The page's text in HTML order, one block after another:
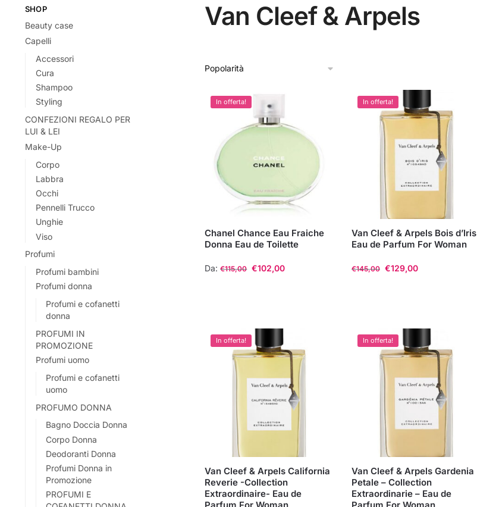
Van Cleef & Arpels
In offerta!
Chanel Chance Eau Fraiche
Donna Eau de Toilette
Da:€115,00 €102,00
più
varianti.
opzioni
del
prodotto
In offerta!
Van Cleef & Arpels Bois d’Iris
Eau de Parfum For Woman
€145,00 €129,00
più
varianti.
opzioni
del
prodotto
In offerta!
Van Cleef & Arpels California
Reverie -Collection
Extraordinaire- Eau de
In offerta!
Van Cleef & Arpels Gardenia
Petale – Collection
Extraordinarie – Eau de
SHOP
Beauty case
Capelli
Accessori
Cura
Shampoo
Styling
CONFEZIONI REGALO PER
LUI & LEI
Make-Up
Corpo
Labbra
Occhi
Pennelli Trucco
Unghie
Viso
Profumi
Profumi bambini
Profumi donna
Profumi e cofanetti
donna
PROFUMI IN
PROMOZIONE
Profumi uomo
Profumi e cofanetti
uomo
PROFUMO DONNA
Bagno Doccia Donna
Corpo Donna
Deodoranti Donna
Profumi Donna in
Promozione
PROFUMI E